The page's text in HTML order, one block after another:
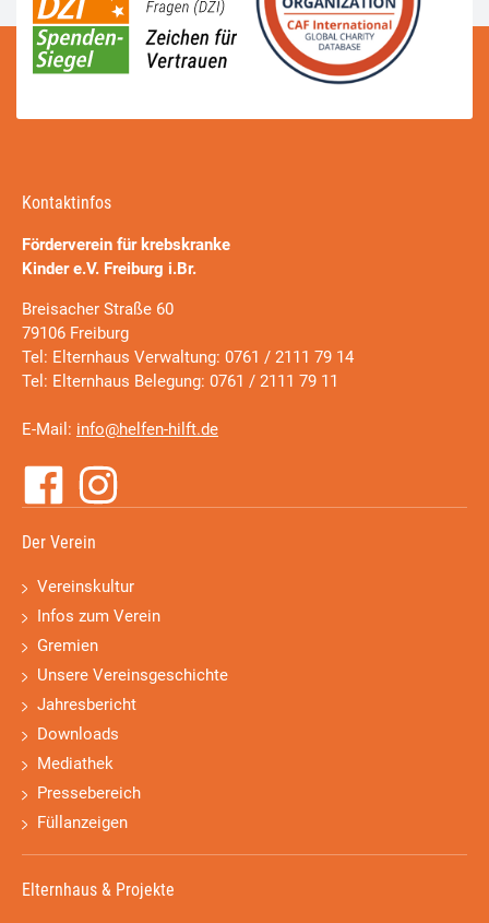
Kontaktinfos
Förderverein für krebskranke
Kinder e.V. Freiburg i.Br.
Breisacher Straße 60
79106 Freiburg
Tel: Elternhaus Verwaltung: 0761 / 2111 79 14
Tel: Elternhaus Belegung: 0761 / 2111 79 11
E-Mail: info@helfen-hilft.de
Der Verein
Vereinskultur
Infos zum Verein
Gremien
Unsere Vereinsgeschichte
Jahresbericht
Downloads
Mediathek
Pressebereich
Füllanzeigen
Elternhaus & Projekte